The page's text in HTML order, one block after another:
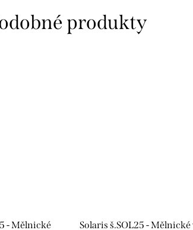
- Mělnické
Solaris š.SOL25 -